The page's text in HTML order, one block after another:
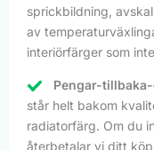
sprickbildning,
av
interiörfärger som
Pengar-
står helt bakom
radiatorfärg. Om du
återbetalar vi ditt